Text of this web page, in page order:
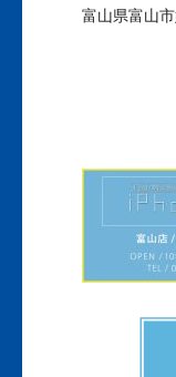
富山県富山